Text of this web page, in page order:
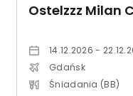
Ostelzzz Milan
14.12.2026 -
Gdańsk
Śniadania (BB)